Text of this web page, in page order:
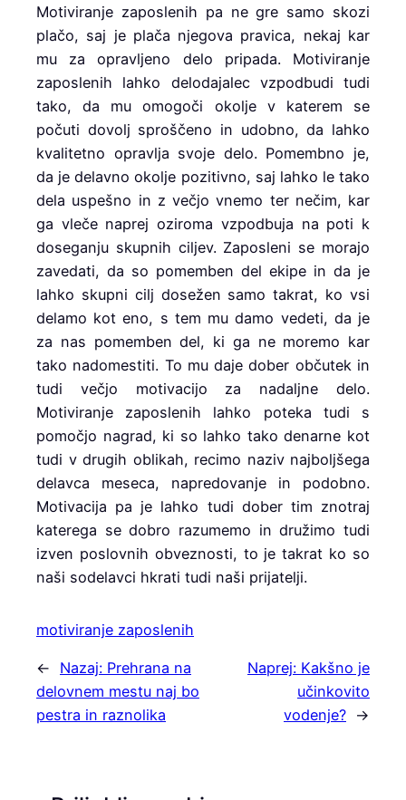
Motiviranje zaposlenih pa ne gre samo skozi
plačo, saj je plača njegova pravica, nekaj kar
mu za opravljeno delo pripada. Motiviranje
zaposlenih lahko delodajalec vzpodbudi tudi
tako, da mu omogoči okolje v katerem se
počuti dovolj sproščeno in udobno, da lahko
kvalitetno opravlja svoje delo. Pomembno je,
da je delavno okolje pozitivno, saj lahko le tako
dela uspešno in z večjo vnemo ter nečim, kar
ga vleče naprej oziroma vzpodbuja na poti k
doseganju skupnih ciljev. Zaposleni se morajo
zavedati, da so pomemben del ekipe in da je
lahko skupni cilj dosežen samo takrat, ko vsi
delamo kot eno, s tem mu damo vedeti, da je
za nas pomemben del, ki ga ne moremo kar
tako nadomestiti. To mu daje dober občutek in
tudi večjo motivacijo za nadaljne delo.
Motiviranje zaposlenih lahko poteka tudi s
pomočjo nagrad, ki so lahko tako denarne kot
tudi v drugih oblikah, recimo naziv najboljšega
delavca meseca, napredovanje in podobno.
Motivacija pa je lahko tudi dober tim znotraj
katerega se dobro razumemo in družimo tudi
izven poslovnih obveznosti, to je takrat ko so
naši sodelavci hkrati tudi naši prijatelji.
motiviranje zaposlenih
← Nazaj: Prehrana na
delovnem mestu naj bo
pestra in raznolika
Naprej: Kakšno je
učinkovito
vodenje? →